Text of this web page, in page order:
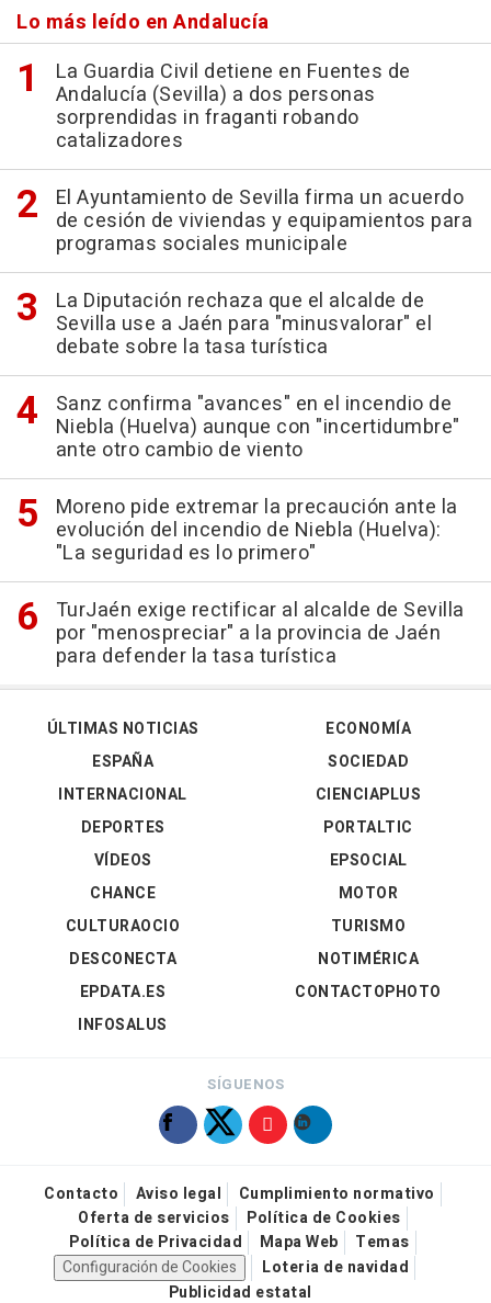
Lo más leído en Andalucía
La Guardia Civil detiene en Fuentes de
Andalucía (Sevilla) a dos personas
sorprendidas in fraganti robando
catalizadores
El Ayuntamiento de Sevilla firma un acuerdo
de cesión de viviendas y equipamientos para
programas sociales municipale
La Diputación rechaza que el alcalde de
Sevilla use a Jaén para "minusvalorar" el
debate sobre la tasa turística
Sanz confirma "avances" en el incendio de
Niebla (Huelva) aunque con "incertidumbre"
ante otro cambio de viento
Moreno pide extremar la precaución ante la
evolución del incendio de Niebla (Huelva):
"La seguridad es lo primero"
TurJaén exige rectificar al alcalde de Sevilla
por "menospreciar" a la provincia de Jaén
para defender la tasa turística
ÚLTIMAS NOTICIAS
ESPAÑA
INTERNACIONAL
DEPORTES
VÍDEOS
ECONOMÍA
SOCIEDAD
CIENCIAPLUS
PORTALTIC
EPSOCIAL
CHANCE
CULTURAOCIO
DESCONECTA
EPDATA.ES
INFOSALUS
MOTOR
TURISMO
NOTIMÉRICA
CONTACTOPHOTO
SÍGUENOS
Contacto Aviso legal
Cumplimiento normativo
Oferta de servicios
Política de Cookies
Política de Privacidad
Mapa Web
Temas
Configuración de Cookies
Loteria de navidad
Publicidad estatal